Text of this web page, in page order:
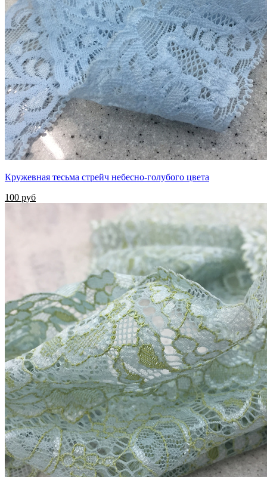
Кружевная тесьма стрейч небесно-голубого цвета
100 руб